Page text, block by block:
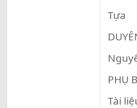
Tựa
PHỤ
Tài